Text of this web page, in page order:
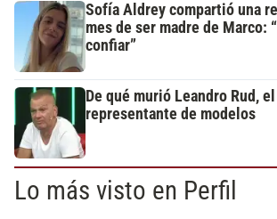
Sofía Aldrey compartió una
mes de ser madre de Marco:
confiar”
De qué murió Leandro Rud,
representante de modelos
Lo más visto en Perfil